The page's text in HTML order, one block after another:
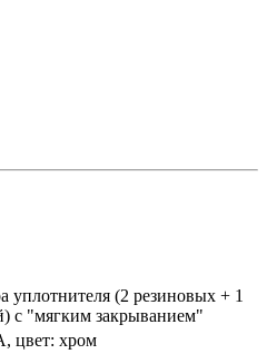
уплотнителя (2 резиновых + 1
с "мягким закрыванием"
цвет: хром